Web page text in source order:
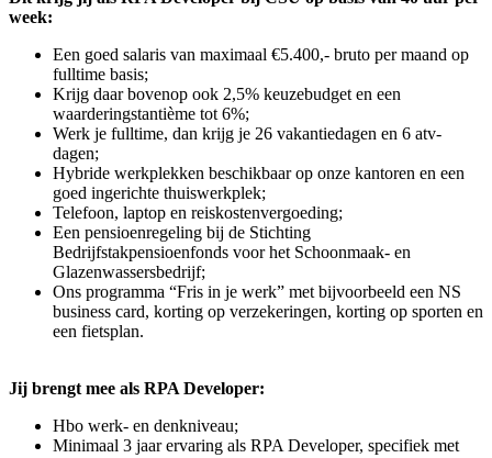
week:
Een goed salaris van maximaal €5.400,- bruto per maand op
fulltime basis;
Krijg daar bovenop ook 2,5% keuzebudget en een
waarderingstantième tot 6%;
Werk je fulltime, dan krijg je 26 vakantiedagen en 6 atv-
dagen;
Hybride werkplekken beschikbaar op onze kantoren en een
goed ingerichte thuiswerkplek;
Telefoon, laptop en reiskostenvergoeding;
Een pensioenregeling bij de Stichting
Bedrijfstakpensioenfonds voor het Schoonmaak- en
Glazenwassersbedrijf;
Ons programma “Fris in je werk” met bijvoorbeeld een NS
business card, korting op verzekeringen, korting op sporten en
een fietsplan.
Jij brengt mee als RPA Developer:
Hbo werk- en denkniveau;
Minimaal 3 jaar ervaring als RPA Developer, specifiek met